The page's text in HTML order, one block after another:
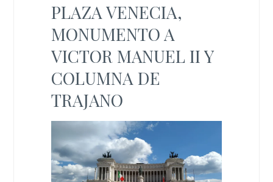
PLAZA VENECIA,
MONUMENTO A
VICTOR MANUEL II Y
COLUMNA DE
TRAJANO